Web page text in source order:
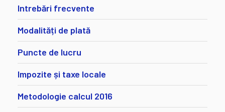
Intrebări frecvente
Modalități de plată
Puncte de lucru
Impozite și taxe locale
Metodologie calcul 2016